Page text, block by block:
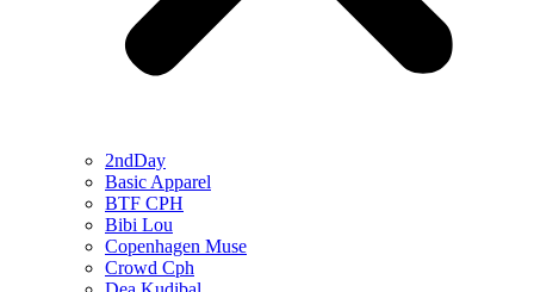
2ndDay
Basic Apparel
BTF CPH
Bibi Lou
Copenhagen Muse
Crowd Cph